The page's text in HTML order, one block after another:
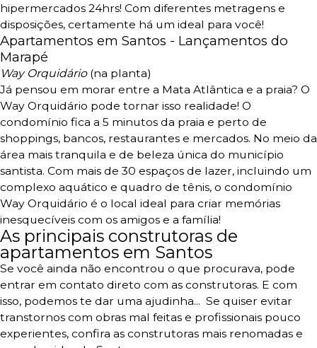
hipermercados 24hrs! Com diferentes metragens e
disposições, certamente há um ideal para você!
Apartamentos em Santos - Lançamentos do
Marapé
Way Orquidário (na planta)
Já pensou em morar entre a Mata Atlântica e a praia? O
Way Orquidário pode tornar isso realidade! O
condomínio fica a 5 minutos da praia e perto de
shoppings, bancos, restaurantes e mercados. No meio da
área mais tranquila e de beleza única do município
santista. Com mais de 30 espaços de lazer, incluindo um
complexo aquático e quadro de tênis, o condomínio
Way Orquidário é o local ideal para criar memórias
inesquecíveis com os amigos e a família!
As principais construtoras de
apartamentos em Santos
Se você ainda não encontrou o que procurava, pode
entrar em contato direto com as construtoras. E com
isso, podemos te dar uma ajudinha... Se quiser evitar
transtornos com obras mal feitas e profissionais pouco
experientes, confira as construtoras mais renomadas e